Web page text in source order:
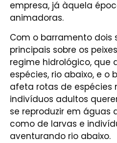
empresa, já àquela
animadoras.
Com o barramento dois
principais sobre os
regime hidrológico, que
espécies, rio abaixo, e o
afeta rotas de espécies
indivíduos adultos
se reproduzir em águas
como de larvas e
aventurando rio abaixo.